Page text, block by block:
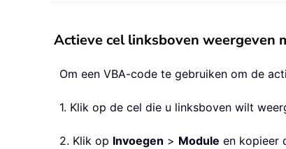
Actieve cel linksboven weergeven
Om een VBA-code te gebruiken om de
1. Klik op de cel die u linksboven wilt
2. Klik op Invoegen > Module en kopieer